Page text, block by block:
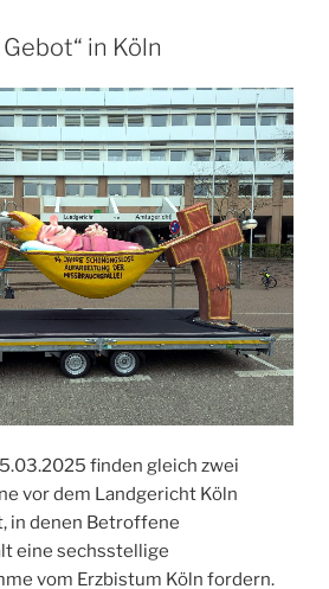
in Köln
finden gleich zwei
vor dem Landgericht Köln
in denen Betroffene
eine sechsstellige
vom Erzbistum Köln fordern.